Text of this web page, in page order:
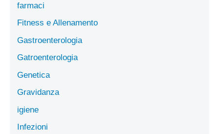
farmaci
Fitness e Allenamento
Gastroenterologia
Gatroenterologia
Genetica
Gravidanza
igiene
Infezioni